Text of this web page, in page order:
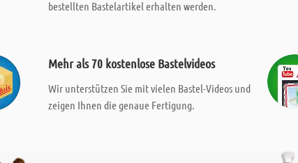
bestellten Bastelartikel erhalten werden.
Mehr als 70 kostenlose Bastelvideos
Wir unterstützen Sie mit vielen Bastel-Videos und
zeigen Ihnen die genaue Fertigung.